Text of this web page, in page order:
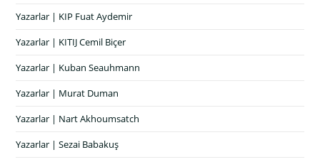
Yazarlar | KIP Fuat Aydemir
Yazarlar | KITIJ Cemil Biçer
Yazarlar | Kuban Seauhmann
Yazarlar | Murat Duman
Yazarlar | Nart Akhoumsatch
Yazarlar | Sezai Babakuş